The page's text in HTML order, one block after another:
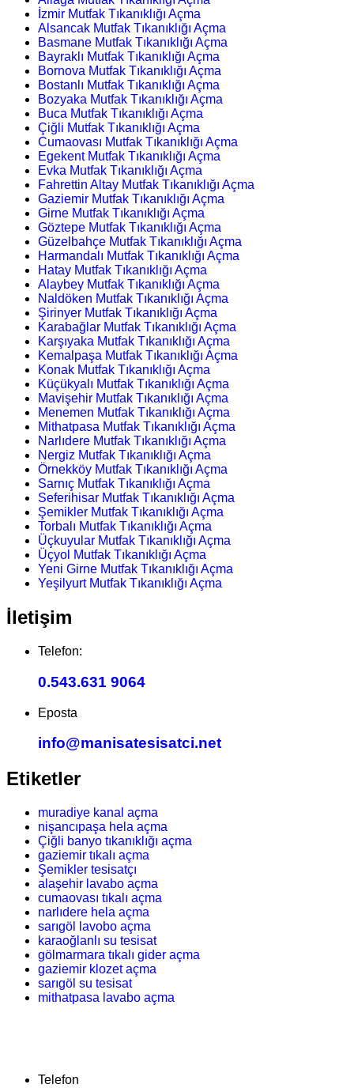
İzmir Mutfak Tıkanıklığı Açma
Alsancak Mutfak Tıkanıklığı Açma
Basmane Mutfak Tıkanıklığı Açma
Bayraklı Mutfak Tıkanıklığı Açma
Bornova Mutfak Tıkanıklığı Açma
Bostanlı Mutfak Tıkanıklığı Açma
Bozyaka Mutfak Tıkanıklığı Açma
Buca Mutfak Tıkanıklığı Açma
Çiğli Mutfak Tıkanıklığı Açma
Cumaovası Mutfak Tıkanıklığı Açma
Egekent Mutfak Tıkanıklığı Açma
Evka Mutfak Tıkanıklığı Açma
Fahrettin Altay Mutfak Tıkanıklığı Açma
Gaziemir Mutfak Tıkanıklığı Açma
Girne Mutfak Tıkanıklığı Açma
Göztepe Mutfak Tıkanıklığı Açma
Güzelbahçe Mutfak Tıkanıklığı Açma
Harmandalı Mutfak Tıkanıklığı Açma
Hatay Mutfak Tıkanıklığı Açma
Alaybey Mutfak Tıkanıklığı Açma
Naldöken Mutfak Tıkanıklığı Açma
Şirinyer Mutfak Tıkanıklığı Açma
Karabağlar Mutfak Tıkanıklığı Açma
Karşıyaka Mutfak Tıkanıklığı Açma
Kemalpaşa Mutfak Tıkanıklığı Açma
Konak Mutfak Tıkanıklığı Açma
Küçükyalı Mutfak Tıkanıklığı Açma
Mavişehir Mutfak Tıkanıklığı Açma
Menemen Mutfak Tıkanıklığı Açma
Mithatpasa Mutfak Tıkanıklığı Açma
Narlıdere Mutfak Tıkanıklığı Açma
Nergiz Mutfak Tıkanıklığı Açma
Örnekköy Mutfak Tıkanıklığı Açma
Sarnıç Mutfak Tıkanıklığı Açma
Seferihisar Mutfak Tıkanıklığı Açma
Şemikler Mutfak Tıkanıklığı Açma
Torbalı Mutfak Tıkanıklığı Açma
Üçkuyular Mutfak Tıkanıklığı Açma
Üçyol Mutfak Tıkanıklığı Açma
Yeni Girne Mutfak Tıkanıklığı Açma
Yeşilyurt Mutfak Tıkanıklığı Açma
İletişim
Telefon:
0.543.631 9064
Eposta
info@manisatesisatci.net
Etiketler
muradiye kanal açma
nişancıpaşa hela açma
Çiğli banyo tıkanıklığı açma
gaziemir tıkalı açma
Şemikler tesisatçı
alaşehir lavabo açma
cumaovası tıkalı açma
narlıdere hela açma
sarıgöl lavobo açma
karaoğlanlı su tesisat
gölmarmara tıkalı gider açma
gaziemir klozet açma
sarıgöl su tesisat
mithatpasa lavabo açma
Telefon